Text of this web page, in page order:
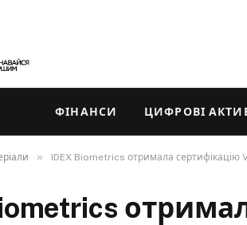
ФІНАНСИ ЦИФРОВІ
» IDEX Biometrics отримала сертифікацію